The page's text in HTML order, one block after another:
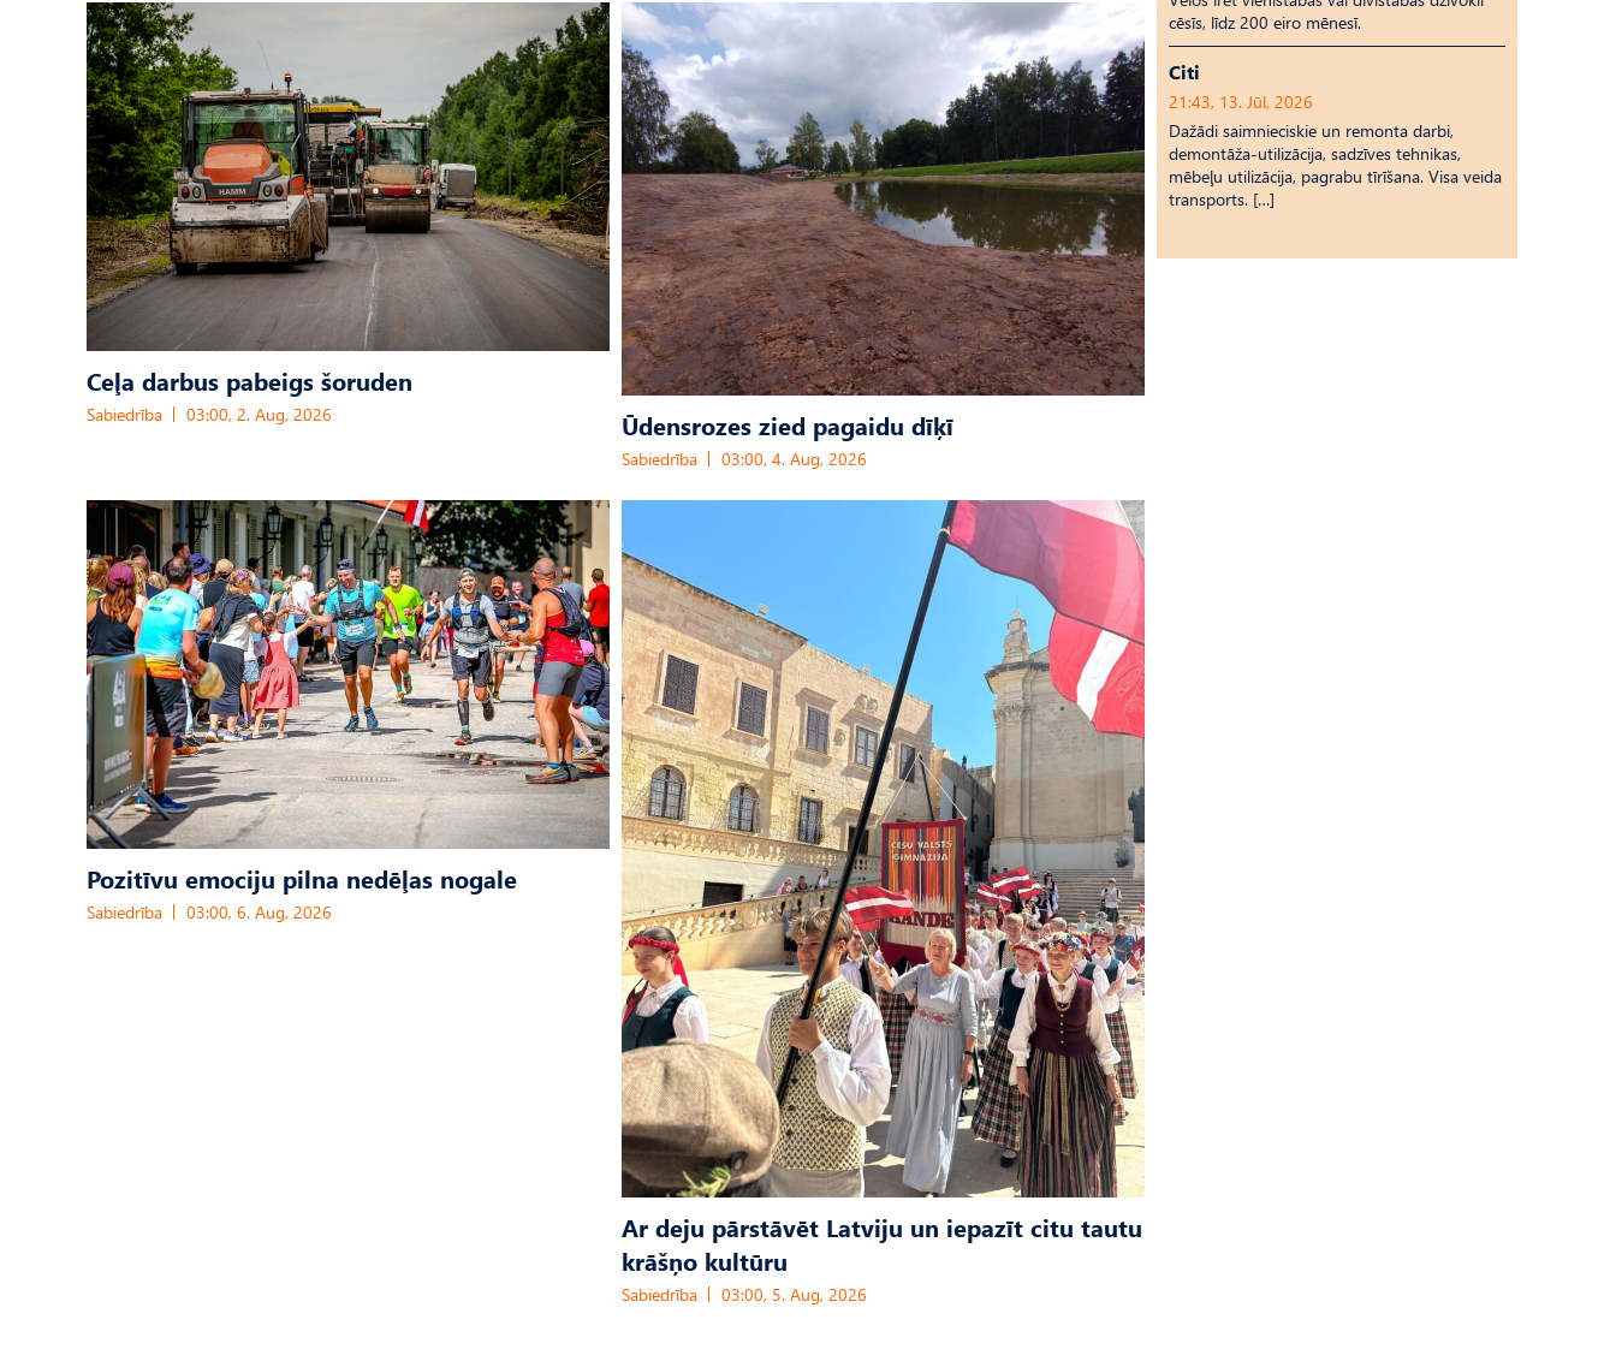
Ceļa darbus pabeigs šoruden
Sabiedrība 03:00, 2. Aug, 2026 Ūdensrozes zied pagaidu dīķī
Sabiedrība 03:00, 4. Aug, 2026
Pozitīvu emociju pilna nedēļas nogale
Sabiedrība 03:00, 6. Aug, 2026
Ar deju pārstāvēt Latviju un iepazīt citu tautu
krāšņo kultūru
Sabiedrība 03:00, 5. Aug, 2026
cēsīs, līdz 200 eiro mēnesī.
Citi
21:43, 13. Jūl, 2026
Dažādi saimnieciskie un remonta darbi,
demontāža-utilizācija, sadzīves tehnikas,
mēbeļu utilizācija, pagrabu tīrīšana. Visa veida
transports. […]